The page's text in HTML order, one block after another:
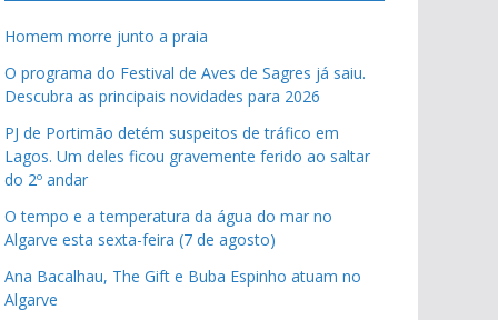
Homem morre junto a praia
O programa do Festival de Aves de Sagres já saiu.
Descubra as principais novidades para 2026
PJ de Portimão detém suspeitos de tráfico em
Lagos. Um deles ficou gravemente ferido ao saltar
do 2º andar
O tempo e a temperatura da água do mar no
Algarve esta sexta-feira (7 de agosto)
Ana Bacalhau, The Gift e Buba Espinho atuam no
Algarve